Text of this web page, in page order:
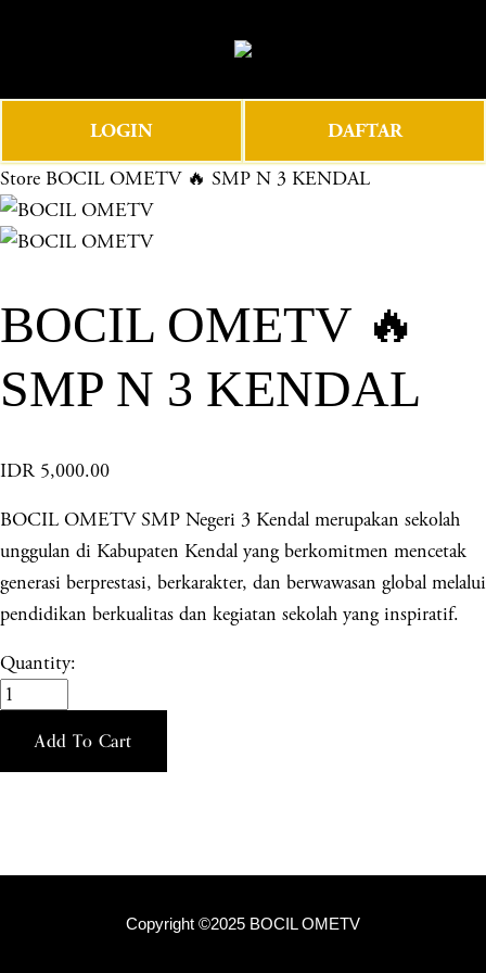
e
e
n
u
LOGIN DAFTAR
Store BOCIL OMETV 🔥 SMP N 3 KENDAL
BOCIL OMETV 🔥
SMP N 3 KENDAL
IDR 5,000.00
BOCIL OMETV SMP Negeri 3 Kendal merupakan sekolah
unggulan di Kabupaten Kendal yang berkomitmen mencetak
generasi berprestasi, berkarakter, dan berwawasan global melalui
pendidikan berkualitas dan kegiatan sekolah yang inspiratif.
Quantity:
Add To Cart
Copyright ©2025 BOCIL OMETV